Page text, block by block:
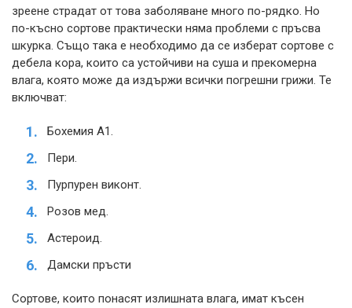
зреене страдат от това заболяване много по-рядко. Но
по-късно сортове практически няма проблеми с пръсва
шкурка. Също така е необходимо да се изберат сортове с
дебела кора, които са устойчиви на суша и прекомерна
влага, която може да издържи всички погрешни грижи. Те
включват:
Бохемия А1.
Пери.
Пурпурен виконт.
Розов мед.
Астероид.
Дамски пръсти
Сортове, които понасят излишната влага, имат късен